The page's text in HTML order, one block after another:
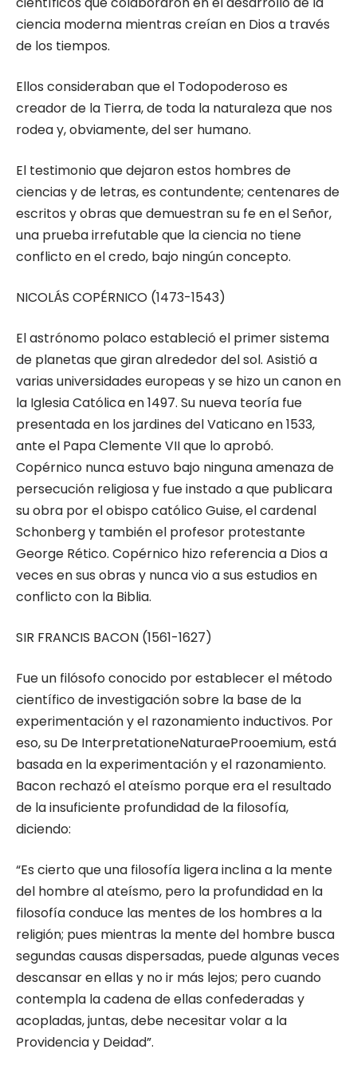
ciencia moderna mientras creían en Dios a través
de los tiempos.
Ellos consideraban que el Todopoderoso es
creador de la Tierra, de toda la naturaleza que nos
rodea y, obviamente, del ser humano.
El testimonio que dejaron estos hombres de
ciencias y de letras, es contundente; centenares de
escritos y obras que demuestran su fe en el Señor,
una prueba irrefutable que la ciencia no tiene
conflicto en el credo, bajo ningún concepto.
NICOLÁS COPÉRNICO (1473-1543)
El astrónomo polaco estableció el primer sistema
de planetas que giran alrededor del sol. Asistió a
varias universidades europeas y se hizo un canon en
la Iglesia Católica en 1497. Su nueva teoría fue
presentada en los jardines del Vaticano en 1533,
ante el Papa Clemente VII que lo aprobó.
Copérnico nunca estuvo bajo ninguna amenaza de
persecución religiosa y fue instado a que publicara
su obra por el obispo católico Guise, el cardenal
Schonberg y también el profesor protestante
George Rético. Copérnico hizo referencia a Dios a
veces en sus obras y nunca vio a sus estudios en
conflicto con la Biblia.
SIR FRANCIS BACON (1561-1627)
Fue un filósofo conocido por establecer el método
científico de investigación sobre la base de la
experimentación y el razonamiento inductivos. Por
eso, su De InterpretationeNaturaeProoemium, está
basada en la experimentación y el razonamiento.
Bacon rechazó el ateísmo porque era el resultado
de la insuficiente profundidad de la filosofía,
diciendo:
“Es cierto que una filosofía ligera inclina a la mente
del hombre al ateísmo, pero la profundidad en la
filosofía conduce las mentes de los hombres a la
religión; pues mientras la mente del hombre busca
segundas causas dispersadas, puede algunas veces
descansar en ellas y no ir más lejos; pero cuando
contempla la cadena de ellas confederadas y
acopladas, juntas, debe necesitar volar a la
Providencia y Deidad”.